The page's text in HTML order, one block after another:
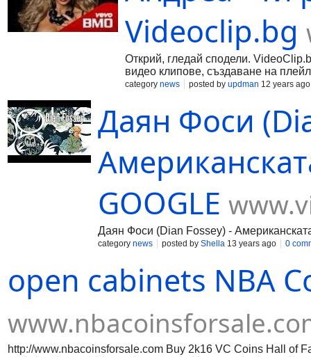
Videoclip.bg
Открий, гледай сподели.
видео клипове, създаване на
category news posted by updman 12 years ago
Даян Фоси
GOOGLE
Даян Фоси (Dian Fossey) -
category news posted by Shella 13 years ago 0
open cabinets NBA
http://www.nbacoinsforsale.com Buy 2k16 VC Coins Hall of